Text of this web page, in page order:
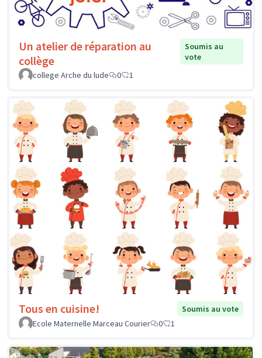
Un atelier de réparation au
collège
Soumis au
vote
college Arche du lude
0 1
Tous en cuisine!
Soumis au vote
Ecole Maternelle Marceau Courier
0 1